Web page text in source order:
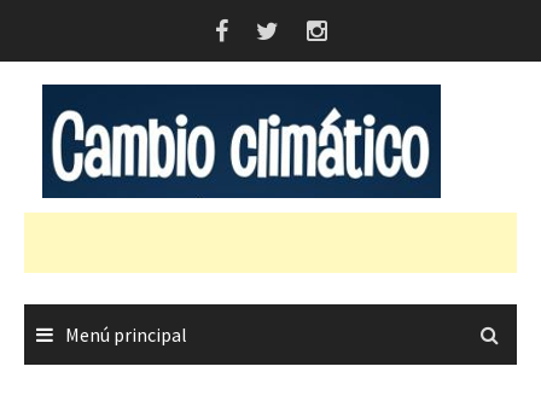
Menú principal